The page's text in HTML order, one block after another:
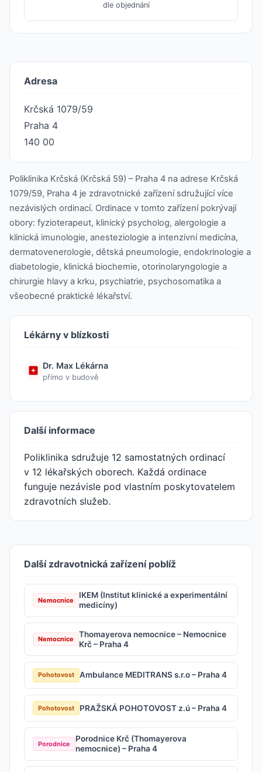
dle objednání
Adresa
Krčská 1079/59
Praha 4
140 00
Poliklinika Krčská (Krčská 59) – Praha 4 na adrese Krčská
1079/59, Praha 4 je zdravotnické zařízení sdružující více
nezávislých ordinací. Ordinace v tomto zařízení pokrývají
obory: fyzioterapeut, klinický psycholog, alergologie a
klinická imunologie, anesteziologie a intenzivní medicína,
dermatovenerologie, dětská pneumologie, endokrinologie a
diabetologie, klinická biochemie, otorinolaryngologie a
chirurgie hlavy a krku, psychiatrie, psychosomatika a
všeobecné praktické lékařství.
Lékárny v blízkosti
Dr. Max Lékárna
přímo v budově
Další informace
Poliklinika sdružuje 12 samostatných ordinací
v 12 lékařských oborech. Každá ordinace
funguje nezávisle pod vlastním poskytovatelem
zdravotních služeb.
Další zdravotnická zařízení poblíž
Nemocnice
IKEM (Institut klinické a experimentální
medicíny)
Nemocnice
Thomayerova nemocnice – Nemocnice
Krč – Praha 4
Pohotovost Ambulance MEDITRANS s.r.o – Praha 4
Pohotovost PRAŽSKÁ POHOTOVOST z.ú – Praha 4
Porodnice
Porodnice Krč (Thomayerova
nemocnice) – Praha 4